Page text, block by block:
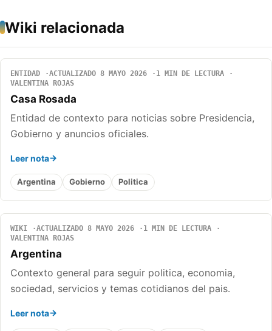
Wiki relacionada
ENTIDAD ACTUALIZADO 8 MAYO 2026
1 MIN DE LECTURA
VALENTINA ROJAS
Casa Rosada
Entidad de contexto para noticias sobre Presidencia,
Gobierno y anuncios oficiales.
Leer nota
Argentina Gobierno Politica
WIKI ACTUALIZADO 8 MAYO 2026
1 MIN DE LECTURA
VALENTINA ROJAS
Argentina
Contexto general para seguir politica, economia,
sociedad, servicios y temas cotidianos del pais.
Leer nota